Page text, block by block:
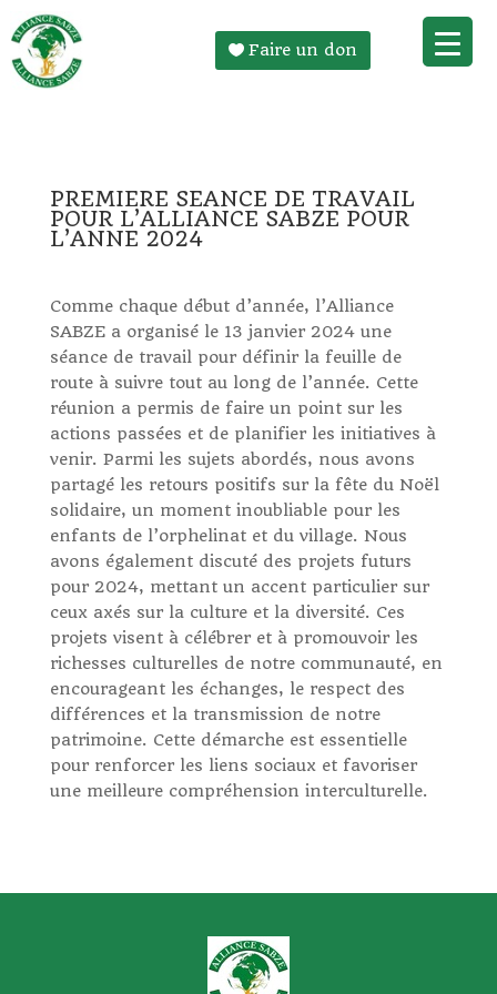
Faire un don
PREMIERE SEANCE DE TRAVAIL
POUR L’ALLIANCE SABZE POUR
L’ANNE 2024
Comme chaque début d’année, l’Alliance
SABZE a organisé le 13 janvier 2024 une
séance de travail pour définir la feuille de
route à suivre tout au long de l’année. Cette
réunion a permis de faire un point sur les
actions passées et de planifier les initiatives à
venir. Parmi les sujets abordés, nous avons
partagé les retours positifs sur la fête du Noël
solidaire, un moment inoubliable pour les
enfants de l’orphelinat et du village. Nous
avons également discuté des projets futurs
pour 2024, mettant un accent particulier sur
ceux axés sur la culture et la diversité. Ces
projets visent à célébrer et à promouvoir les
richesses culturelles de notre communauté, en
encourageant les échanges, le respect des
différences et la transmission de notre
patrimoine. Cette démarche est essentielle
pour renforcer les liens sociaux et favoriser
une meilleure compréhension interculturelle.